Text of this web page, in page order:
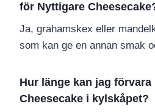
för Nyttigare
Ja, grahamskex eller
som kan ge en annan smak
Hur länge kan jag förvara
Cheesecake i kylskåpet?